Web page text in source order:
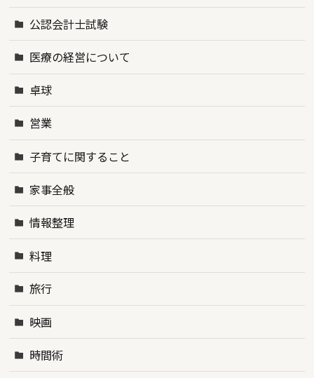
公認会計士試験
医療の経営について
卓球
営業
子育てに関すること
家事全般
情報整理
料理
旅行
映画
時間術